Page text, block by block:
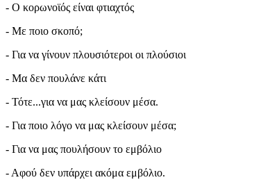
- Ο κορωνοϊός είναι φτιαχτός
- Με ποιο σκοπό;
- Για να γίνουν πλουσιότεροι οι πλούσιοι
- Μα δεν πουλάνε κάτι
- Τότε...για να μας κλείσουν μέσα.
- Για ποιο λόγο να μας κλείσουν μέσα;
- Για να μας πουλήσουν το εμβόλιο
- Αφού δεν υπάρχει ακόμα εμβόλιο.